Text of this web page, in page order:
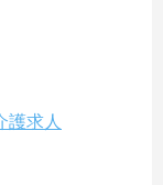
護求人